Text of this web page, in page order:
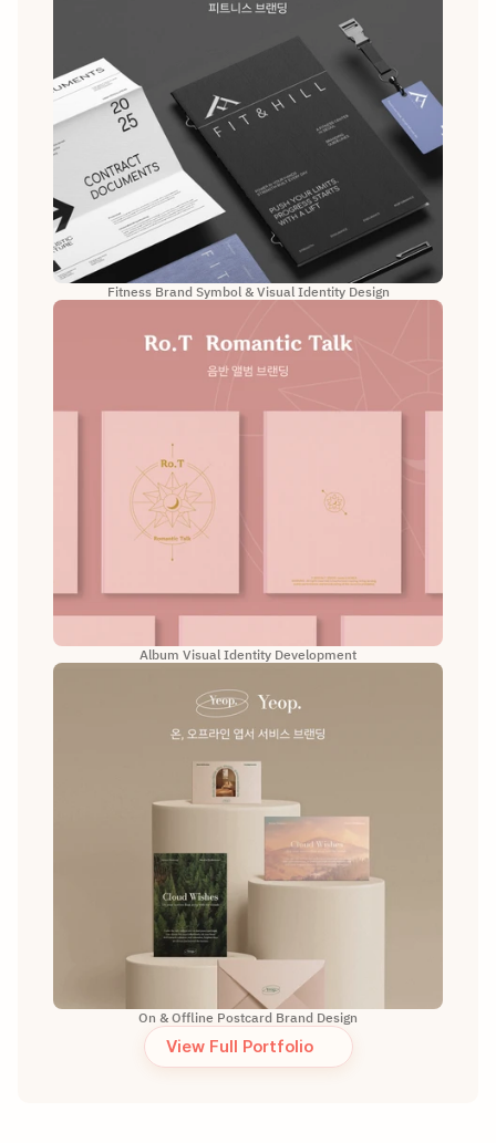
Fitness Brand Symbol & Visual Identity Design
Album Visual Identity Development
On & Offline Postcard Brand Design
View Full Portfolio